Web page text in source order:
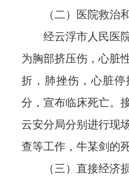
（二）医院救治和
经云浮市人民医院
为胸部挤压伤，心脏
折，肺挫伤，心脏停
分，宣布临床死亡。
云安分局分别进行现
查等工作，牛某剑的
（三）直接经济